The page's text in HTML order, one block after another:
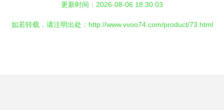
更新时间：2026-08-06 18:30:03
如若转载，请注明出处：http://www.vvoo74.com/product/73.html